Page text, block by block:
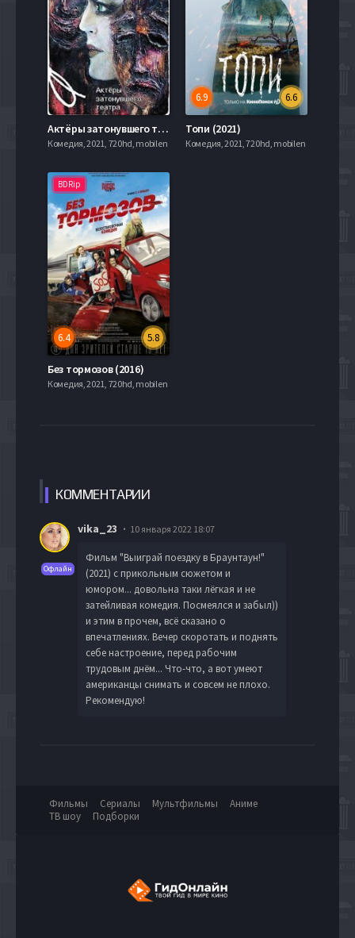
Актёры затонувшего театра (2020)
Комедия, 2021, 720hd, mobilen
6.6
6.9
Топи (2021)
Комедия, 2021, 720hd, mobilen
BDRip
5.8
6.4
Без тормозов (2016)
Комедия, 2021, 720hd, mobilen
КОММЕНТАРИИ
Офлайн
vika_23 10 января 2022 18:07
Фильм "Выиграй поездку в Браунтаун!"
(2021) с прикольным сюжетом и
юмором... довольна таки лёгкая и не
затейливая комедия. Посмеялся и забыл))
и этим в прочем, всё сказано о
впечатлениях. Вечер скоротать и поднять
себе настроение, перед рабочим
трудовым днём... Что-что, а вот умеют
американцы снимать и совсем не плохо.
Рекомендую!
Фильмы Сериалы Мультфильмы
Аниме
ТВ шоу
Подборки